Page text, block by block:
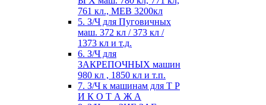
761 кл., MEB 3200кл
5. З/Ч для Пуговичных
маш. 372 кл / 373 кл /
1373 кл и т.д.
6. З/Ч для
ЗАКРЕПОЧНЫХ машин
980 кл , 1850 кл и т.п.
7. З/Ч к машинам для Т Р
И К О Т А Ж А